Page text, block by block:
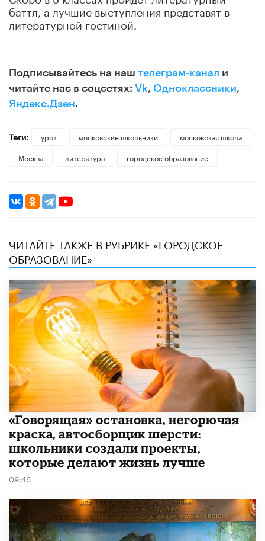
баттл, а лучшие выступления представят в
литературной гостиной.
Подписывайтесь на наш телеграм-канал и
читайте нас в соцсетях: Vk, Одноклассники,
Яндекс.Дзен.
Теги: урок московские школьники
московская школа
Москва
литература городское образование
ЧИТАЙТЕ ТАКЖЕ В РУБРИКЕ «ГОРОДСКОЕ
ОБРАЗОВАНИЕ»
​«Говорящая» остановка, негорючая
краска, автосборщик шерсти:
школьники создали проекты,
которые делают жизнь лучше
09:46